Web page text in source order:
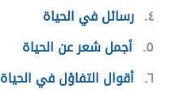
٤ رسائل في الحياة
٥ أجمل شعر عن الحياة
٦ أقوال التفاؤل في الحياة